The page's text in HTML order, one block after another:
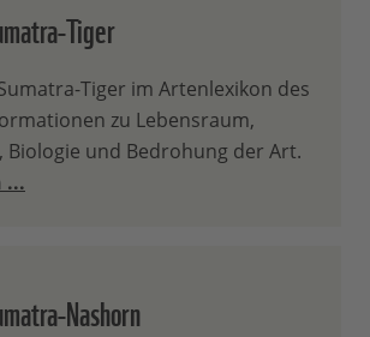
Tiger
Tiger im Artenlexikon des
zu Lebensraum,
Biologie und Bedrohung der Art.
...
Nashorn